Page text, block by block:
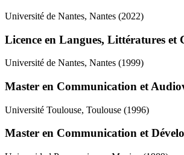
Université de Nantes, Nantes (2022)
Licence en Langues, Littératures et
Université de Nantes, Nantes (1999)
Master en Communication et
Université Toulouse, Toulouse (1996)
Master en Communication et